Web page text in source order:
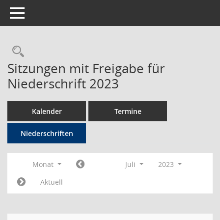
Toggle navigation
Rechercheauswahl
Sitzungen mit Freigabe für
Niederschrift 2023
Kalender Termine
Niederschriften
Monat Juli
2023
Aktuell